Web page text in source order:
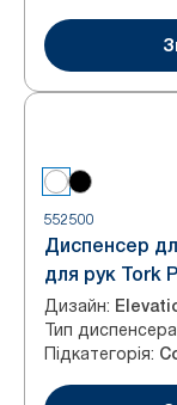
552500
Диспенсер
для рук Tork
Дизайн:
Тип диспенсера
Підкатегорія: